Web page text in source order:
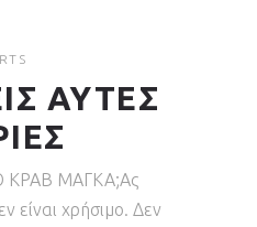
ΑΥΤΕΣ
ΚΡΑΒ ΜΑΓΚΑ;Ας
είναι χρήσιμο. Δεν